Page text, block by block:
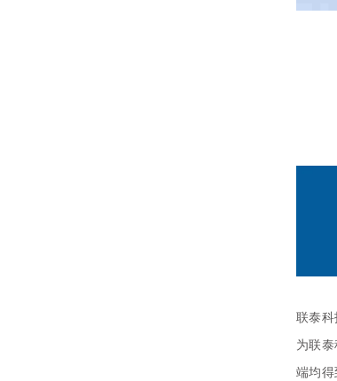
联泰
为联
端均得